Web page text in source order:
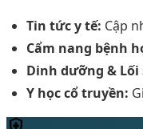
Tin tức y tế: Cập
Cẩm nang bệnh
Dinh dưỡng & Lối
Y học cổ truyền: